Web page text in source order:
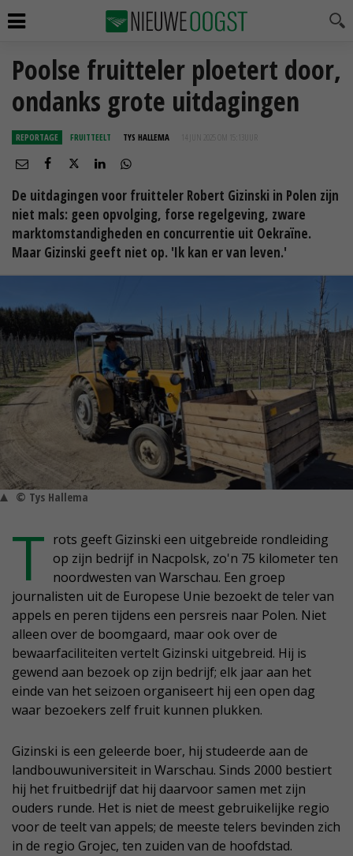
Poolse fruitteler ploetert door,
ondanks grote uitdagingen
REPORTAGE FRUITTEELT TYS HALLEMA 14 JUN 2025 OM 15:13
De uitdagingen voor fruitteler Robert Gizinski in Polen zijn
niet mals: geen opvolging, forse regelgeving, zware
marktomstandigheden en concurrentie uit Oekraïne.
Maar Gizinski geeft niet op. 'Ik kan er van leven.'
© Tys Hallema
T rots geeft Gizinski een uitgebreide rondleiding
op zijn bedrijf in Nacpolsk, zo'n 75 kilometer ten
noordwesten van Warschau. Een groep
journalisten uit de Europese Unie bezoekt de teler van
appels en peren tijdens een persreis naar Polen. Niet
alleen over de boomgaard, maar ook over de
bewaarfaciliteiten vertelt Gizinski uitgebreid. Hij is
gewend aan bezoek op zijn bedrijf; elk jaar aan het
einde van het seizoen organiseert hij een open dag
waar bezoekers zelf fruit kunnen plukken.
Gizinski is een geleerde boer, hij studeerde aan de
landbouwuniversiteit in Warschau. Sinds 2000 bestiert
hij het fruitbedrijf dat hij daarvoor samen met zijn
ouders runde. Het is niet de meest gebruikelijke regio
voor de teelt van appels; de meeste telers bevinden zich
in de regio Grojec, ten zuiden van de hoofdstad.